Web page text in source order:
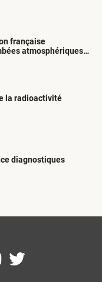
française
atmosphériques
la radioactivité
diagnostiques